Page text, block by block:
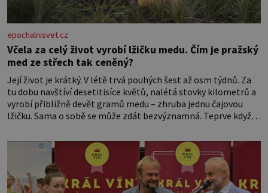
epochalnisvet.cz
Včela za celý život vyrobí lžičku medu. Čím je pražský
med ze střech tak ceněný?
Její život je krátký. V létě trvá pouhých šest až osm týdnů. Za
tu dobu navštíví desetitisíce květů, nalétá stovky kilometrů a
vyrobí přibližně devět gramů medu – zhruba jednu čajovou
lžičku. Sama o sobě se může zdát bezvýznamná. Teprve když
vznikne jeden z nejdokonalejších organismů